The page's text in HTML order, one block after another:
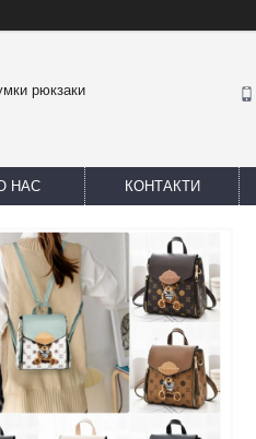
рюкзаки
НАС КОНТАКТИ